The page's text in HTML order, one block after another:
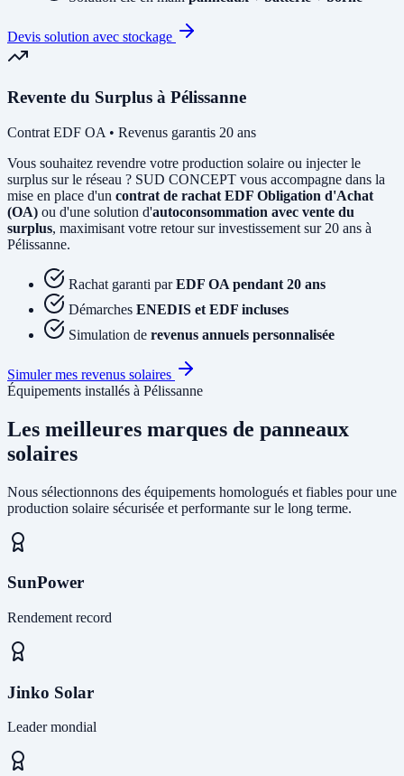
Devis solution avec stockage
Revente du Surplus à Pélissanne
Contrat EDF OA • Revenus garantis 20 ans
Vous souhaitez revendre votre production solaire ou injecter le
surplus sur le réseau ? SUD CONCEPT vous accompagne dans la
mise en place d'un contrat de rachat EDF Obligation d'Achat
(OA) ou d'une solution d'autoconsommation avec vente du
surplus, maximisant votre retour sur investissement sur 20 ans à
Pélissanne.
Rachat garanti parEDF OA pendant 20 ans
Démarches ENEDIS et EDF incluses
Simulation de revenus annuels personnalisée
Simuler mes revenus solaires
Équipements installés à Pélissanne
Les meilleures marques de panneaux
solaires
Nous sélectionnons des équipements homologués et fiables pour une
production solaire sécurisée et performante sur le long terme.
SunPower
Rendement record
Jinko Solar
Leader mondial